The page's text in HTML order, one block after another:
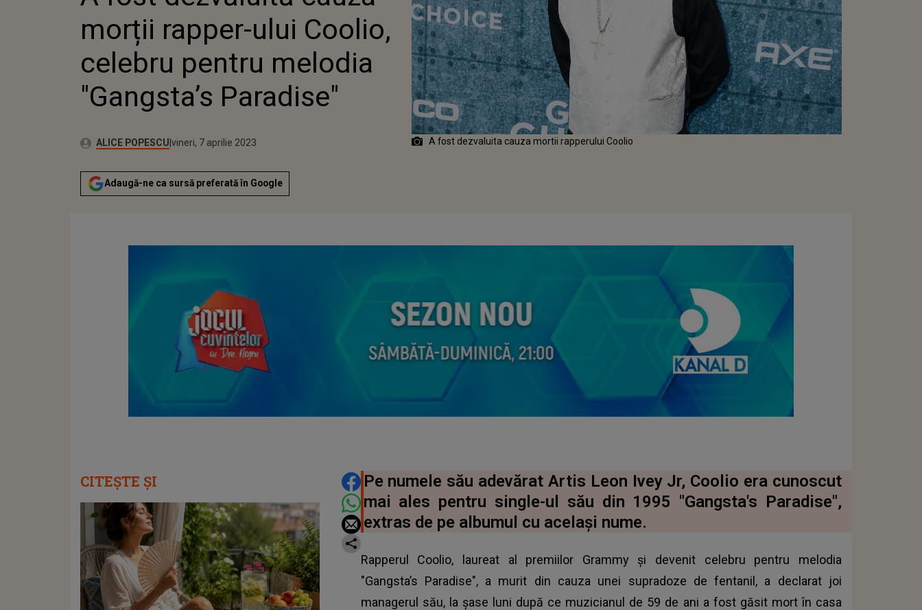
MELODIA "GANGSTA’S
PARADISE"
morții rapper-ului Coolio,
celebru pentru melodia
"Gangsta’s Paradise"
Autor:ALICE POPESCUPublicat:
vineri, 7 aprilie 2023
Actualizat:
vineri, 7 aprilie 2023
Adaugă-ne ca sursă preferată în Google
A fost dezvaluita cauza mortii rapperului Coolio
DISTRIBUIE ARTICOLUL
Pe numele său adevărat Artis Leon Ivey Jr, Coolio era cunoscut
mai ales pentru single-ul său din 1995 "Gangsta's Paradise",
extras de pe albumul cu acelaşi nume.
Rapperul Coolio, laureat al premiilor Grammy şi devenit celebru pentru melodia
"Gangsta’s Paradise", a murit din cauza unei supradoze de fentanil, a declarat joi
managerul său, la şase luni după ce muzicianul de 59 de ani a fost găsit mort în casa
CITEȘTE ȘI